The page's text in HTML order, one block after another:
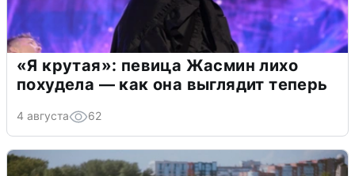
«Я крутая»: певица Жасмин лихо
похудела — как она выглядит теперь
4 августа 62